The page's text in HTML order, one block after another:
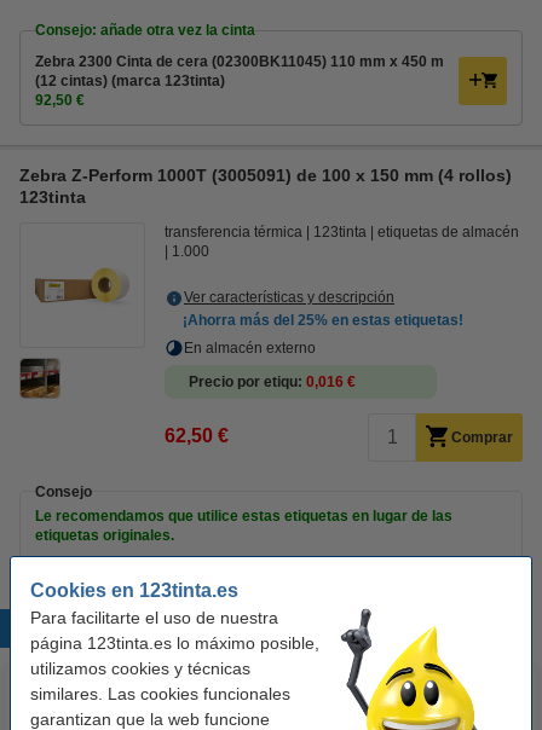
Cookies en 123tinta.es
Para facilitarte el uso de nuestra
página 123tinta.es lo máximo posible,
utilizamos cookies y técnicas
similares. Las cookies funcionales
garantizan que la web funcione
Consejo: añade otra vez la cinta
Zebra 2300 Cinta de cera (02300BK11045) 110 mm x 450 m
(12 cintas) (marca 123tinta)
92,50 €
Zebra Z-Perform 1000T (3005091) de 100 x 150 mm (4 rollos)
123tinta
transferencia térmica 123tinta
etiquetas de almacén
1.000
Ver características y descripción
¡Ahorra más del 25% en estas etiquetas!
En almacén externo
Precio por etiqu 0,016 €
62,50 € Comprar
Consejo
Le recomendamos que utilice estas etiquetas en lugar de las
etiquetas originales.
Productos destacados